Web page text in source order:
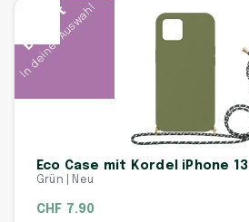
Beliebt
In deiner Auswahl
Eco Case mit Kordel iPhone 13
Grün | Neu
CHF 7.90